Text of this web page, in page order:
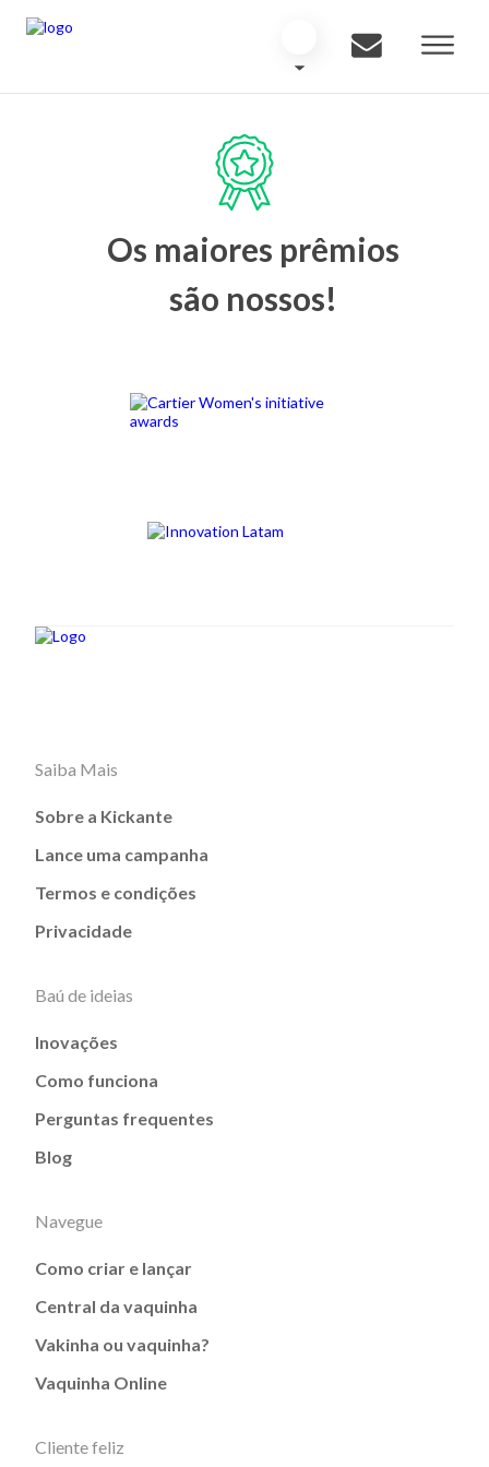
Os maiores prêmios
são nossos!
Saiba Mais
Sobre a Kickante
Lance uma campanha
Termos e condições
Privacidade
Baú de ideias
Inovações
Como funciona
Perguntas frequentes
Blog
Navegue
Como criar e lançar
Central da vaquinha
Vakinha ou vaquinha?
Vaquinha Online
Cliente feliz